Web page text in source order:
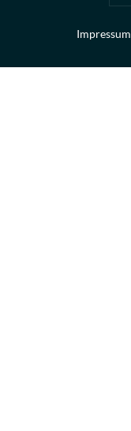
Impressum